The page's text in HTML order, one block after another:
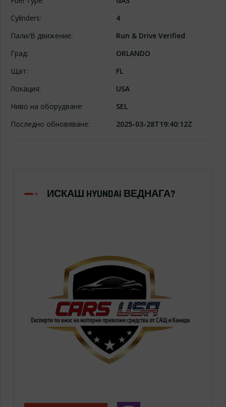
Cylinders:
4
Пали/В движение:
Run & Drive Verified
Град:
ORLANDO
Щат:
FL
Локация:
USA
Ниво на оборудване:
SEL
Последно обновяване:
2025-03-28T19:40:12Z
ИСКАШ HYUNDAI ВЕДНАГА?